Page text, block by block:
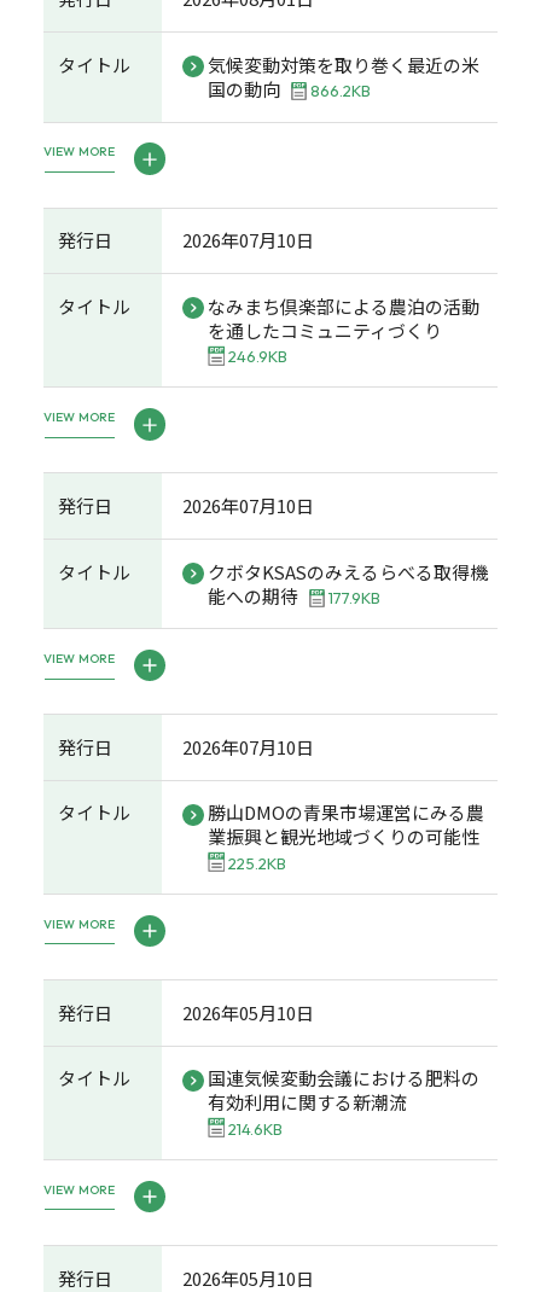
タイトル
気候変動対策を取り巻く最近の米
国の動向
866.2KB
VIEW MORE
発行日 2026年07月10日
タイトル
なみまち倶楽部による農泊の活動
を通したコミュニティづくり
246.9KB
VIEW MORE
発行日 2026年07月10日
タイトル
クボタKSASのみえるらべる取得機
能への期待
177.9KB
VIEW MORE
発行日 2026年07月10日
タイトル
勝山DMOの青果市場運営にみる農
業振興と観光地域づくりの可能性
225.2KB
VIEW MORE
発行日 2026年05月10日
タイトル
国連気候変動会議における肥料の
有効利用に関する新潮流
214.6KB
VIEW MORE
発行日 2026年05月10日